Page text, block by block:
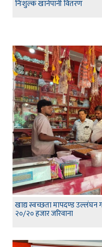
निःशुल्क खानेपानी वितरण
खाद्य स्वच्छता मापदण्ड उल्लंघन
२०/२० हजार जरिवाना